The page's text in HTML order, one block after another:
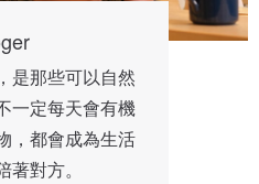
是那些可以自然
一定每天會有機
，都會成為生活
對方。